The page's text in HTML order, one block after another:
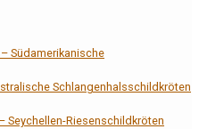
Südamerikanische
Schlangenhalsschildkröten
Seychellen-Riesenschildkröten